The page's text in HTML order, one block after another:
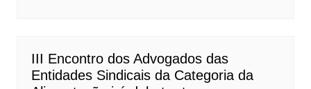
III Encontro dos Advogados das
Entidades Sindicais da Categoria da